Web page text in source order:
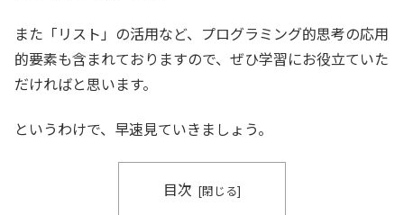
また「リスト」の活用など、プログラミング的思考の応用
的要素も含まれておりますので、ぜひ学習にお役立ていた
だければと思います。
というわけで、早速見ていきましょう。
目次